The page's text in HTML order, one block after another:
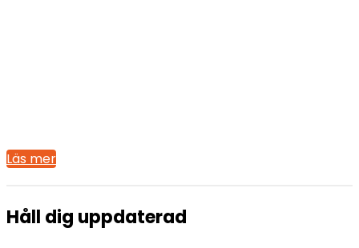
Läs mer
Håll dig uppdaterad